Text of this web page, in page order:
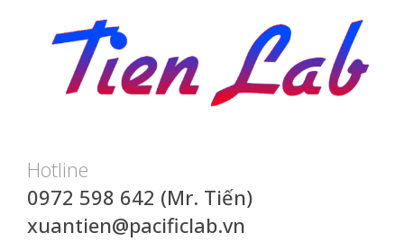
Hotline
0972 598 642 (Mr. Tiến)
xuantien@pacificlab.vn